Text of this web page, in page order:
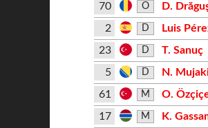
70 O D.
2 D Luis
23 D
T. Sanuç
5
D
N.
61
M O.
17 M K.